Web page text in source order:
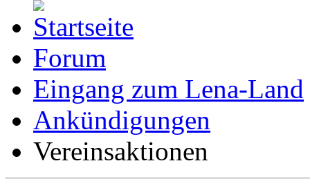
Forum
Eingang zum Lena-Land
Ankündigungen
Vereinsaktionen